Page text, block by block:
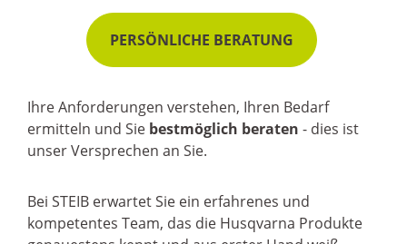
PERSÖNLICHE BERATUNG
Ihre Anforderungen verstehen, Ihren Bedarf
ermitteln und Sie bestmöglich beraten - dies ist
unser Versprechen an Sie.
Bei STEIB erwartet Sie ein erfahrenes und
kompetentes Team, das die Husqvarna Produkte